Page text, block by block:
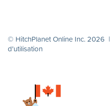
© HitchPlanet Online Inc. 2026 |
d'utilisation